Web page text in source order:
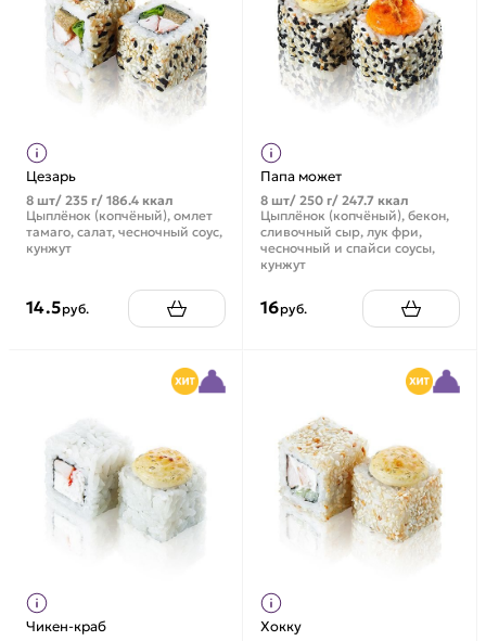
Цезарь
8 шт/ 235 г/ 186.4 ккал
Цыплёнок (копчёный), омлет
тамаго, салат, чесночный соус,
кунжут
14.5руб.
Папа может
8 шт/ 250 г/ 247.7 ккал
Цыплёнок (копчёный), бекон,
сливочный сыр, лук фри,
чесночный и спайси соусы,
кунжут
16руб.
Чикен-краб Хокку